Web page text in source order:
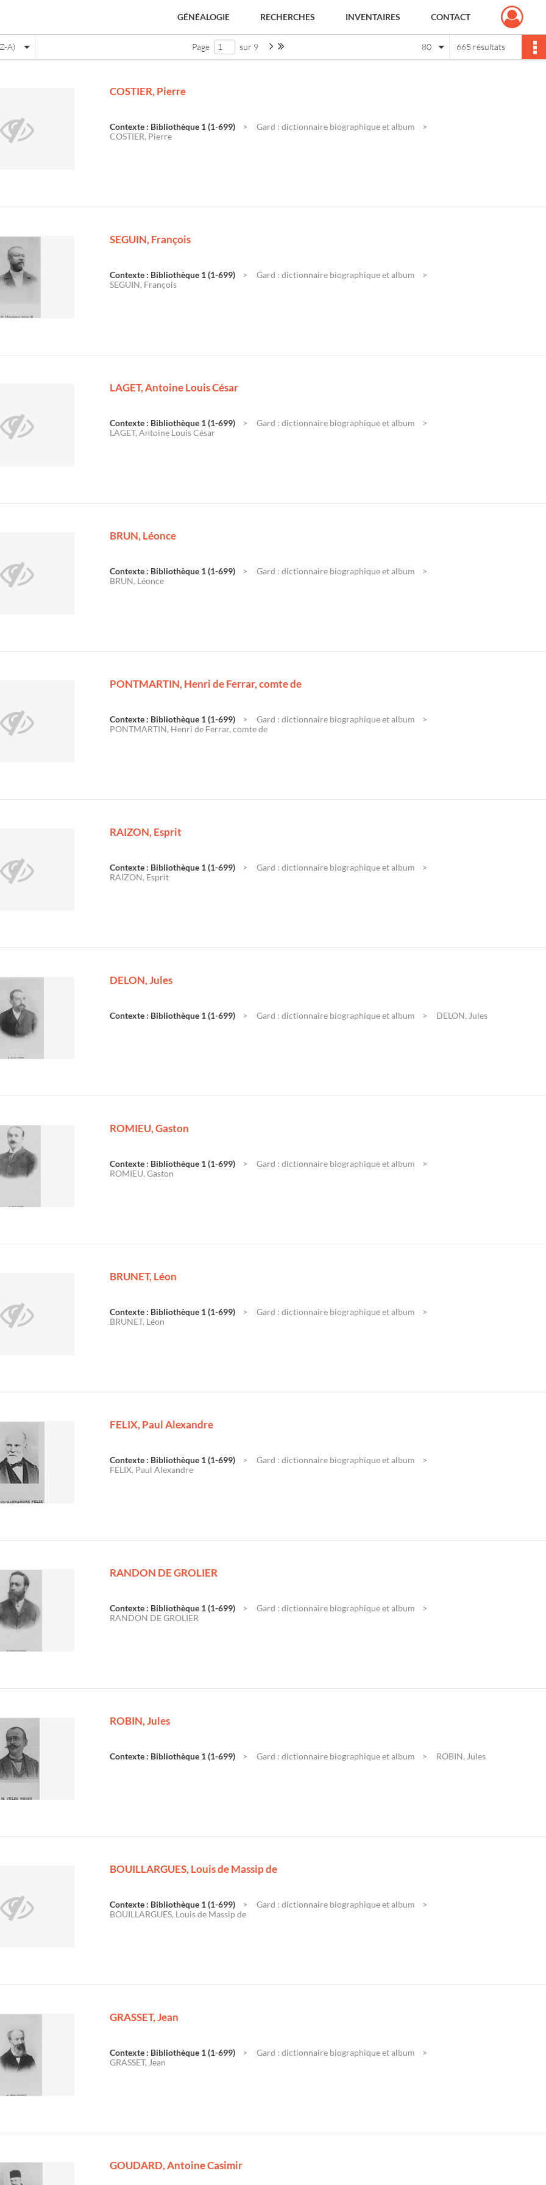
GÉNÉALOGIE RECHERCHES INVENTAIRES CONTACT
A) Page sur 9 Page suivante : 1/9 665 résultats
80
COSTIER, Pierre
Contexte : Bibliothèque 1 (1-699)
Gard : dictionnaire biographique et album
COSTIER, Pierre
SEGUIN, François
Contexte : Bibliothèque 1 (1-699)
Gard : dictionnaire biographique et album
SEGUIN, François
LAGET, Antoine Louis César
Contexte : Bibliothèque 1 (1-699)
Gard : dictionnaire biographique et album
LAGET, Antoine Louis César
BRUN, Léonce
Contexte : Bibliothèque 1 (1-699)
Gard : dictionnaire biographique et album
BRUN, Léonce
PONTMARTIN, Henri de Ferrar, comte de
Contexte : Bibliothèque 1 (1-699)
Gard : dictionnaire biographique et album
PONTMARTIN, Henri de Ferrar, comte de
RAIZON, Esprit
Contexte : Bibliothèque 1 (1-699)
Gard : dictionnaire biographique et album
RAIZON, Esprit
DELON, Jules
Contexte : Bibliothèque 1 (1-699) Gard : dictionnaire biographique et album DELON, Jules
ROMIEU, Gaston
Contexte : Bibliothèque 1 (1-699)
Gard : dictionnaire biographique et album
ROMIEU, Gaston
BRUNET, Léon
Contexte : Bibliothèque 1 (1-699)
Gard : dictionnaire biographique et album
BRUNET, Léon
FELIX, Paul Alexandre
Contexte : Bibliothèque 1 (1-699)
Gard : dictionnaire biographique et album
FELIX, Paul Alexandre
RANDON DE GROLIER
Contexte : Bibliothèque 1 (1-699)
Gard : dictionnaire biographique et album
RANDON DE GROLIER
ROBIN, Jules
Contexte : Bibliothèque 1 (1-699) Gard : dictionnaire biographique et album ROBIN, Jules
BOUILLARGUES, Louis de Massip de
Contexte : Bibliothèque 1 (1-699)
Gard : dictionnaire biographique et album
BOUILLARGUES, Louis de Massip de
GRASSET, Jean
Contexte : Bibliothèque 1 (1-699)
Gard : dictionnaire biographique et album
GRASSET, Jean
GOUDARD, Antoine Casimir